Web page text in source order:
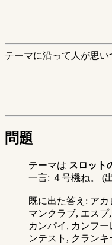
テーマに沿って人が思い
問題
テーマは スロット
一言: ４号機ね。 (
既に出た答え: ア
マンクラブ, エス
カンパイ, カンフ
ンテスト, クラン